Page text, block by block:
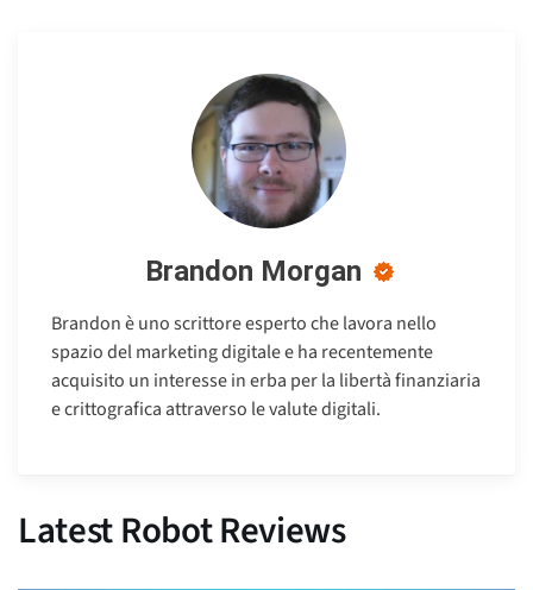
Brandon Morgan
Brandon è uno scrittore esperto che lavora nello
spazio del marketing digitale e ha recentemente
acquisito un interesse in erba per la libertà finanziaria
e crittografica attraverso le valute digitali.
Latest Robot Reviews